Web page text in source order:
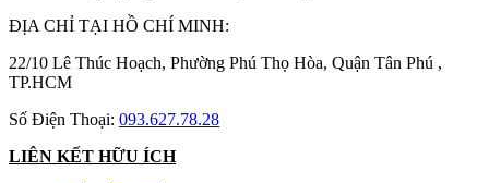
ĐỊA CHỈ TẠI HỒ CHÍ MINH:
22/10 Lê Thúc Hoạch, Phường Phú Thọ Hòa, Quận Tân Phú ,
TP.HCM
Số Điện Thoại: 093.627.78.28
LIÊN KẾT HỮU ÍCH